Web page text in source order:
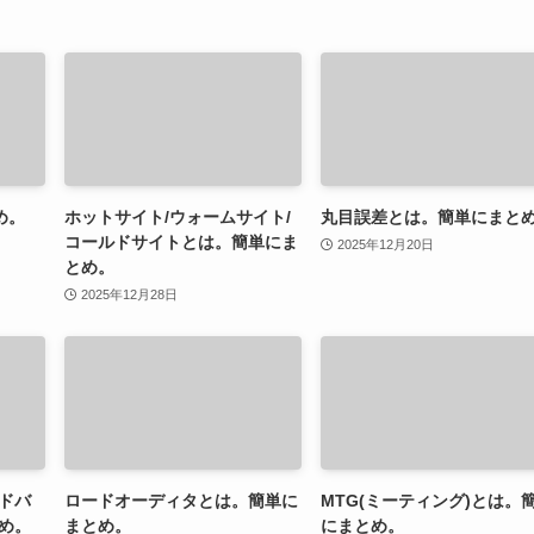
ホットサイト/ウォームサイト/
コールドサイトとは。簡単にま
とめ。
2025年12月28日
丸目誤差とは。簡単にまとめ
2025年12月20日
バ
。
ロードオーディタとは。簡単に
まとめ。
MTG(ミーティング)とは。
にまとめ。